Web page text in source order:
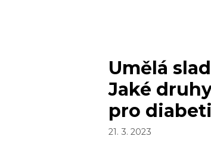
Umělá
Jaké
pro
21. 3. 2023